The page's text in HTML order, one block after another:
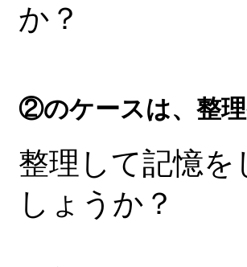
か？
②のケースは、整
整理して記憶
しょうか？